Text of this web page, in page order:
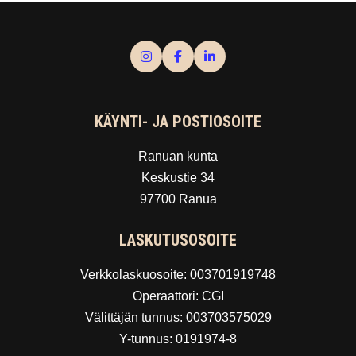
KÄYNTI- JA POSTIOSOITE
Ranuan kunta
Keskustie 34
97700 Ranua
LASKUTUSOSOITE
Verkkolaskuosoite: 003701919748
Operaattori: CGI
Välittäjän tunnus: 003703575029
Y-tunnus: 0191974-8